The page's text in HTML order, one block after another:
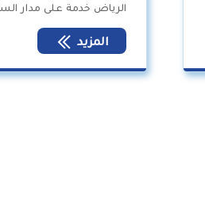
الرياض خدمة على مدار
المزيد